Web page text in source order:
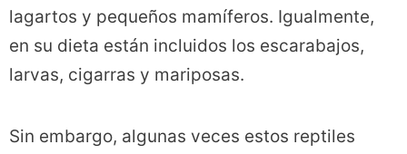
lagartos y pequeños mamíferos. Igualmente,
en su dieta están incluidos los escarabajos,
larvas, cigarras y mariposas.
Sin embargo, algunas veces estos reptiles